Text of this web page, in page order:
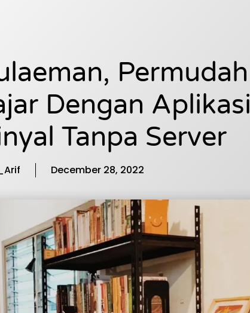
Permudah
Dengan Aplikasi
Tanpa Server
December 28, 2022